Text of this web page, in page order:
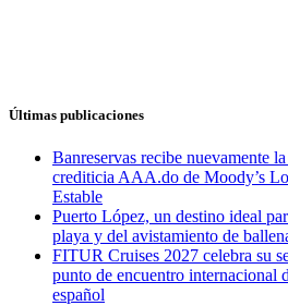
Últimas publicaciones
Banreservas recibe nuevamente
crediticia AAA.do de Moody’s
Estable
Puerto López, un destino ideal
playa y del avistamiento de
FITUR Cruises 2027 celebra su
punto de encuentro internacional
español